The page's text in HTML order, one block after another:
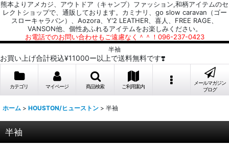
熊本よりアメカジ、アウトドア（キャンプ）ファッション,和柄アイテムのセ
レクトショップで、通販しております。カミナリ、go slow caravan（ゴー
スローキャラバン）、Aozora、Y'2 LEATHER、喜人、FREE RAGE、
VANSON他、個性あふれるアイテムをお楽しみください。
お電話でのお問い合わせもご遠慮なく＾＾！096-237-0423
半袖
お買い上げ合計税込¥11000ー以上で送料無料です❣️
カテゴリ マイページ 商品検索 ご利用案内
メールマガジン
ブログ
ホーム > HOUSTON/ヒューストン > 半袖
半袖